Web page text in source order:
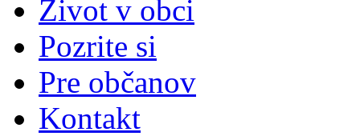
Život v obci
Pozrite si
Pre občanov
Kontakt